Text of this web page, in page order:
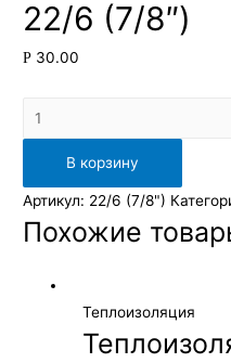
22/6 (7/8″)
Р 30.00
Количество
В корзину
Артикул: 22/6 (7/8")
Похожие
Теплоизоляция